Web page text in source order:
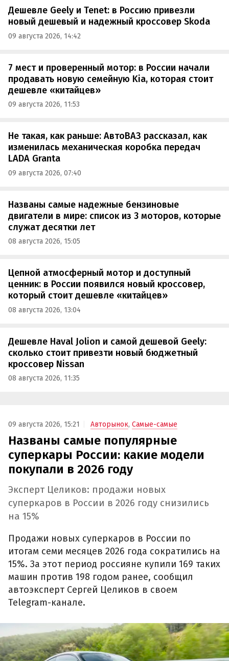
Дешевле Geely и Tenet: в Россию привезли
новый дешевый и надежный кроссовер Skoda
09 августа 2026, 14:42
7 мест и проверенный мотор: в России начали
продавать новую семейную Kia, которая стоит
дешевле «китайцев»
09 августа 2026, 11:53
Не такая, как раньше: АвтоВАЗ рассказал, как
изменилась механическая коробка передач
LADA Granta
09 августа 2026, 07:40
Названы самые надежные бензиновые
двигатели в мире: список из 3 моторов, которые
служат десятки лет
08 августа 2026, 15:05
Цепной атмосферный мотор и доступный
ценник: в России появился новый кроссовер,
который стоит дешевле «китайцев»
08 августа 2026, 13:04
Дешевле Haval Jolion и самой дешевой Geely:
сколько стоит привезти новый бюджетный
кроссовер Nissan
08 августа 2026, 11:35
09 августа 2026, 15:21 Авторынок, Самые-самые
Названы самые популярные
суперкары России: какие модели
покупали в 2026 году
Эксперт Целиков: продажи новых
суперкаров в России в 2026 году снизились
на 15%
Продажи новых суперкаров в России по
итогам семи месяцев 2026 года сократились на
15%. За этот период россияне купили 169 таких
машин против 198 годом ранее, сообщил
автоэксперт Сергей Целиков в своем
Telegram-канале.